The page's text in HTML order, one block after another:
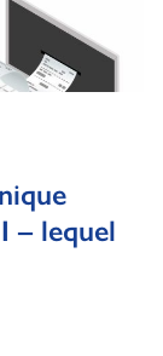
– lequel